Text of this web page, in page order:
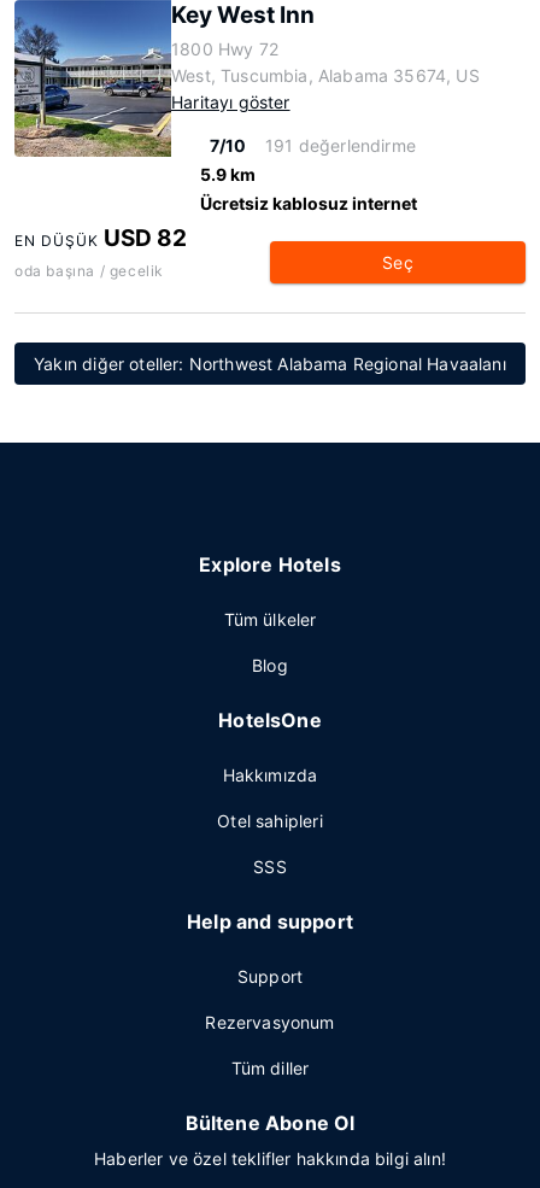
Key West Inn
1800 Hwy 72
West, Tuscumbia, Alabama 35674, US
Haritayı göster
7/10
191 değerlendirme
5.9 km
Ücretsiz kablosuz internet
EN DÜŞÜK USD 82
oda başına / gecelik Seç
Yakın diğer oteller: Northwest Alabama Regional Havaalanı
Explore Hotels
Tüm ülkeler
Blog
HotelsOne
Hakkımızda
Otel sahipleri
SSS
Help and support
Support
Rezervasyonum
Tüm diller
Bültene Abone Ol
Haberler ve özel teklifler hakkında bilgi alın!